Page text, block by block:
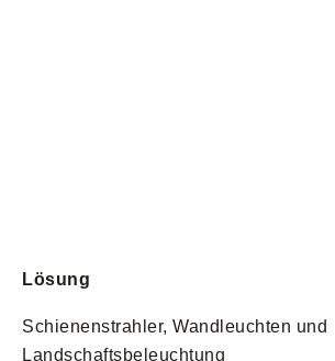
Lösung
Schienenstrahler, Wandleuchten und
Landschaftsbeleuchtung